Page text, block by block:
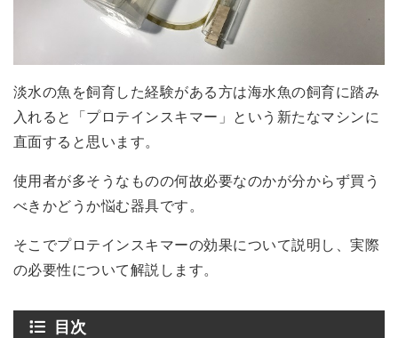
淡水の魚を飼育した経験がある方は海水魚の飼育に踏み
入れると「プロテインスキマー」という新たなマシンに
直面すると思います。
使用者が多そうなものの何故必要なのかが分からず買う
べきかどうか悩む器具です。
そこでプロテインスキマーの効果について説明し、実際
の必要性について解説します。
目次